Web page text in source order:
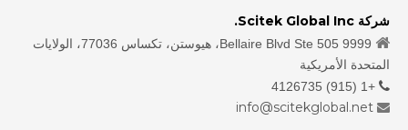
شركة Scitek Global Inc.

9999 Bellaire Blvd Ste 505، هيوستن، تكساس 77036، الولايات
المتحدة الأمريكية

+1 (915) 4126735

info@scitekglobal.net